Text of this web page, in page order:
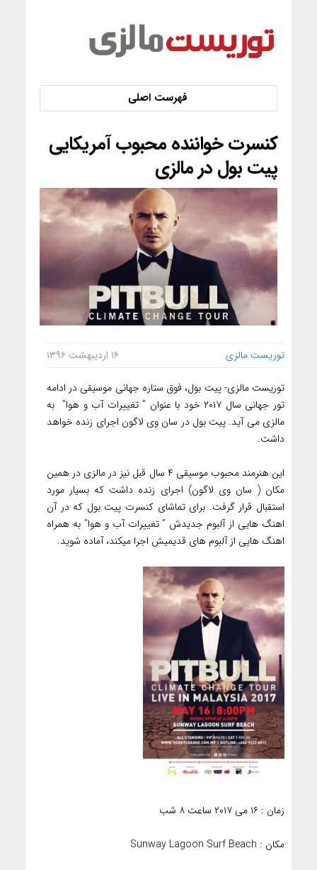
کنسرت خواننده محبوب آمریکایی
پیت بول در مالزی
توریست مالزی ۱۶ اردیبهشت ۱۳۹۶
توریست مالزی- پیت بول، فوق ستاره جهانی موسیقی در ادامه
تور جهانی سال ۲۰۱۷ خود با عنوان ” تغییرات آب و هوا” به
مالزی می آید. پیت بول در سان وی لاگون اجرای زنده خواهد
داشت.
این هنرمند محبوب موسیقی ۴ سال قبل نیز در مالزی در همین
مکان ( سان وی لاگون) اجرای زنده داشت که بسیار مورد
استقبال قرار گرفت. برای تماشای کنسرت پیت بول که در آن
اهنگ هایی از آلبوم جدیدش ” تغییرات آب و هوا” به همراه
اهنگ هایی از آلبوم های قدیمیش اجرا میکند، آماده شوید.
زمان : ۱۶ می ۲۰۱۷ ساعت ۸ شب
مکان : Sunway Lagoon Surf Beach